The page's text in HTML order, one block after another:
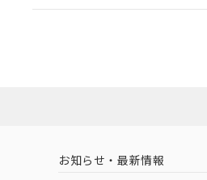
EU RoHS 注意事項・凡例
中国 RoHS 注意事項・凡例
（イギリス
（ノルウェー
お知らせ・最新情報